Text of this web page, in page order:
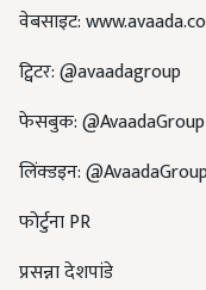
वेबसाइट:
ट्विटर: @avaadagroup
फेसबुक: @AvaadaGroup
लिंक्डइन:
फोर्टुना PR
प्रसन्ना देशपांडे